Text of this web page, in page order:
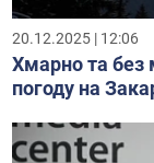
20.12.2025 | 12:06
Хмарно та без
погоду на